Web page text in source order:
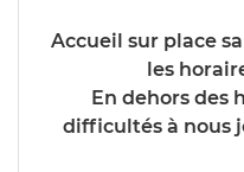
Accueil sur place
les
En dehors des
difficultés à nous